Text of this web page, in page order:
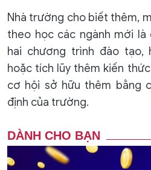
Nhà trường cho biết thêm,
theo học các ngành mới
hai chương trình đào tạo,
hoặc tích lũy thêm kiến
cơ hội sở hữu thêm bằng
định của trường.